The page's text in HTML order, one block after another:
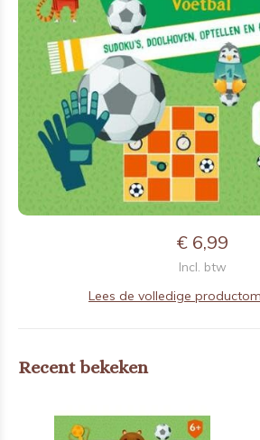
€ 6,99
Incl. btw
Lees de volledige
Recent bekeken